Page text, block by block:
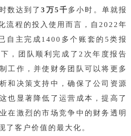
数达到了3万5千多小时。单就报
流程的投入使用而言，自2022年
自主完成1400多个账套的5类报
，团队顺利完成了2次年度报告
工作，并使财务团队可以将更多
和决策支持中，确保了公司资源
也显著降低了运营成本，提高了
在激烈的市场竞争中的财务透明
了客户价值的最大化。